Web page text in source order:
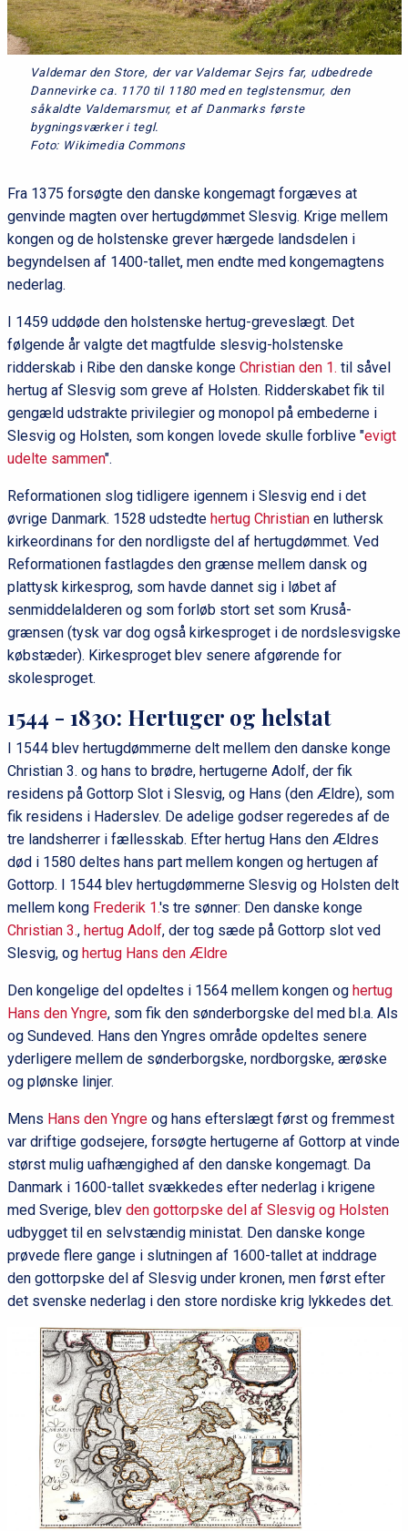
Valdemar den Store, der var Valdemar Sejrs far, udbedrede
Dannevirke ca. 1170 til 1180 med en teglstensmur, den
såkaldte Valdemarsmur, et af Danmarks første
bygningsværker i tegl.
Foto: Wikimedia Commons
Fra 1375 forsøgte den danske kongemagt forgæves at
genvinde magten over hertugdømmet Slesvig. Krige mellem
kongen og de holstenske grever hærgede landsdelen i
begyndelsen af 1400-tallet, men endte med kongemagtens
nederlag.
I 1459 uddøde den holstenske hertug-greveslægt. Det
følgende år valgte det magtfulde slesvig-holstenske
ridderskab i Ribe den danske konge Christian den 1. til såvel
hertug af Slesvig som greve af Holsten. Ridderskabet fik til
gengæld udstrakte privilegier og monopol på embederne i
Slesvig og Holsten, som kongen lovede skulle forblive "evigt
udelte sammen".
Reformationen slog tidligere igennem i Slesvig end i det
øvrige Danmark. 1528 udstedte hertug Christianen luthersk
kirkeordinans for den nordligste del af hertugdømmet. Ved
Reformationen fastlagdes den grænse mellem dansk og
plattysk kirkesprog, som havde dannet sig i løbet af
senmiddelalderen og som forløb stort set som Kruså-
grænsen (tysk var dog også kirkesproget i de nordslesvigske
købstæder). Kirkesproget blev senere afgørende for
skolesproget.
1544 - 1830: Hertuger og helstat
I 1544 blev hertugdømmerne delt mellem den danske konge
Christian 3. og hans to brødre, hertugerne Adolf, der fik
residens på Gottorp Slot i Slesvig, og Hans (den Ældre), som
fik residens i Haderslev. De adelige godser regeredes af de
tre landsherrer i fællesskab. Efter hertug Hans den Ældres
død i 1580 deltes hans part mellem kongen og hertugen af
Gottorp. I 1544 blev hertugdømmerne Slesvig og Holsten delt
mellem kong Frederik 1.'s tre sønner: Den danske konge
Christian 3., hertug Adolf, der tog sæde på Gottorp slot ved
Slesvig, og hertug Hans den Ældre
Den kongelige del opdeltes i 1564 mellem kongen og hertug
Hans den Yngre, som fik den sønderborgske del med bl.a. Als
og Sundeved. Hans den Yngres område opdeltes senere
yderligere mellem de sønderborgske, nordborgske, ærøske
og plønske linjer.
Mens Hans den Yngreog hans efterslægt først og fremmest
var driftige godsejere, forsøgte hertugerne af Gottorp at vinde
størst mulig uafhængighed af den danske kongemagt. Da
Danmark i 1600-tallet svækkedes efter nederlag i krigene
med Sverige, blev den gottorpske del af Slesvig og Holsten
udbygget til en selvstændig ministat. Den danske konge
prøvede flere gange i slutningen af 1600-tallet at inddrage
den gottorpske del af Slesvig under kronen, men først efter
det svenske nederlag i den store nordiske krig lykkedes det.